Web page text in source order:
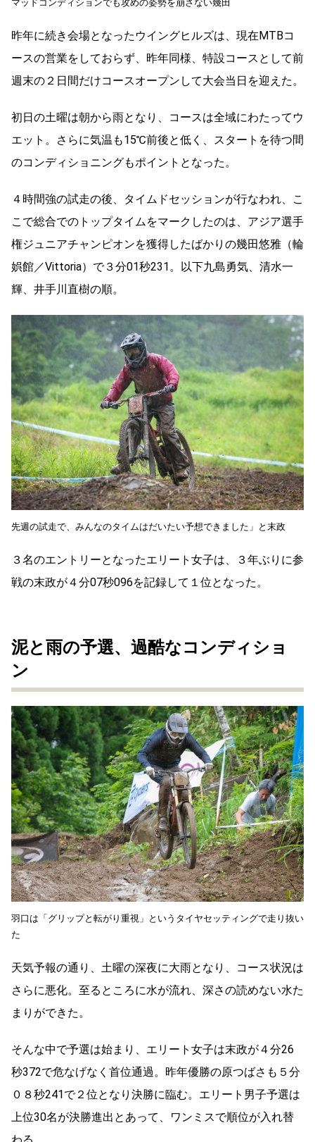
マッドコンディションでも攻めの姿勢を崩さない幾田
昨年に続き会場となったウイングヒルズは、現在MTBコ
ースの営業をしておらず、昨年同様、特設コースとして前
週末の２日間だけコースオープンして大会当日を迎えた。
初日の土曜は朝から雨となり、コースは全域にわたってウ
エット。さらに気温も15℃前後と低く、スタートを待つ間
のコンディショニングもポイントとなった。
４時間強の試走の後、タイムドセッションが行なわれ、こ
こで総合でのトップタイムをマークしたのは、アジア選手
権ジュニアチャンピオンを獲得したばかりの幾田悠雅（輪
娯館／Vittoria）で３分01秒231。以下九島勇気、清水一
輝、井手川直樹の順。
先週の試走で、みんなのタイムはだいたい予想できました」と末政
３名のエントリーとなったエリート女子は、３年ぶりに参
戦の末政が４分07秒096を記録して１位となった。
泥と雨の予選、過酷なコンディショ
ン
羽口は「グリップと転がり重視」というタイヤセッティングで走り抜い
た
天気予報の通り、土曜の深夜に大雨となり、コース状況は
さらに悪化。至るところに水が流れ、深さの読めない水た
まりができた。
そんな中で予選は始まり、エリート女子は末政が４分26
秒372で危なげなく首位通過。昨年優勝の原つばさも５分
０８秒241で２位となり決勝に臨む。エリート男子予選は
上位30名が決勝進出とあって、ワンミスで順位が入れ替
わる。